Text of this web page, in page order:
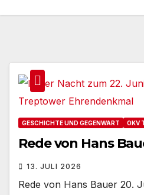
GESCHICHTE UND GEGENWART OKV
Rede von Hans
13. JULI 2026
Rede von Hans Bauer 20.